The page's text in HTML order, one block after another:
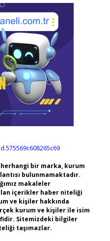
bir marka, kurum
bulunmamaktadır.
makaleler
içerikler haber niteliği
ve kişiler hakkında
kurum ve kişiler ile isim
Sitemizdeki bilgiler
taşımazlar.